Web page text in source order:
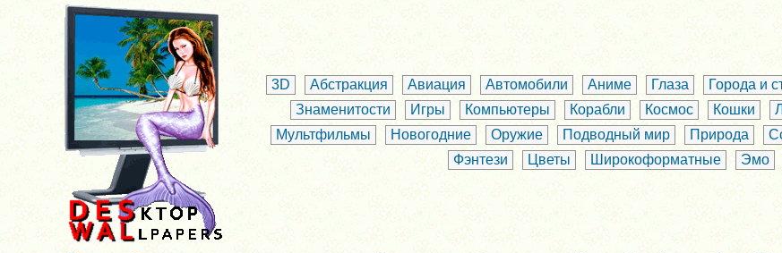
3D Абстракция Авиация Автомобили Аниме Глаза Города и
Знаменитости
Игры Компьютеры Корабли Космос Кошки
Мультфильмы
Новогодние Оружие Подводный мир Природа
Фэнтези
Цветы Широкоформатные Эмо